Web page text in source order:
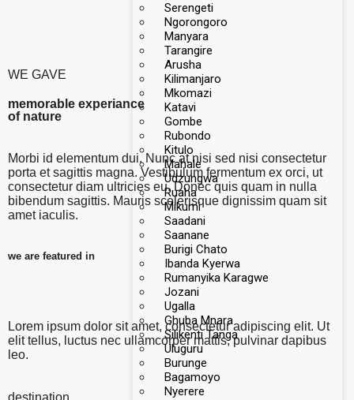
Serengeti
Ngorongoro
Manyara
Tarangire
Arusha
Kilimanjaro
Mkomazi
Katavi
Gombe
Rubondo
Kitulo
Mahale
Udzungwa
Ruaha
Mikumi
Saadani
Saanane
Burigi Chato
Ibanda Kyerwa
Rumanyika Karagwe
Jozani
Ugalla
Ghuba Mnara
Silikenti Tanga
Uluguru
Burunge
Bagamoyo
Nyerere
WE GAVE
memorable experiance
of nature
Morbi id elementum dui. Nunc at nisi sed nisi consectetur
porta et sagittis magna. Vestibulum fermentum ex orci, ut
consectetur diam ultricies eu. Donec quis quam in nulla
bibendum sagittis. Mauris scelerisque dignissim quam sit
amet iaculis.
we are featured in
Lorem ipsum dolor sit amet, consectetur adipiscing elit. Ut
elit tellus, luctus nec ullamcorper mattis, pulvinar dapibus
leo.
destination